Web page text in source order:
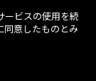
ービスの使用を続
同意したものとみ